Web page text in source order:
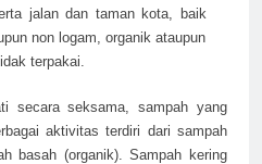
jalan dan taman kota, baik
non logam, organik ataupun
terpakai.
secara seksama, sampah yang
aktivitas terdiri dari sampah
basah (organik). Sampah kering